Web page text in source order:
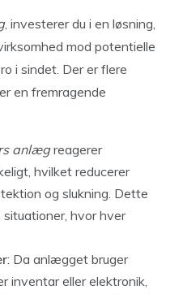
, investerer du i en løsning,
mod potentielle
i sindet. Der er flere
en fremragende
anlægreagerer
hvilket reducerer
og slukning. Dette
hvor hver
: Da anlægget bruger
inventar eller elektronik,